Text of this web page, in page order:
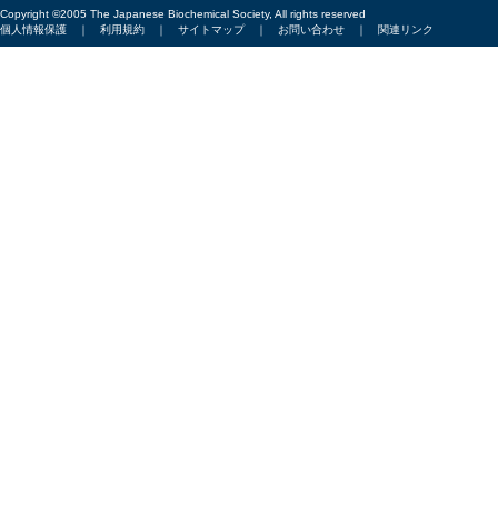
Copyright ©2005 The Japanese Biochemical Society, All rights reserved
個人情報保護 ｜ 利用規約 ｜ サイトマップ｜ お問い合わせ ｜ 関連リンク